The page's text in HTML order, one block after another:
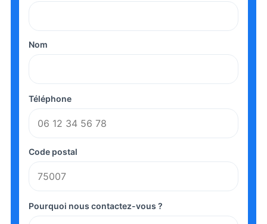
Nom
Téléphone
Code postal
Pourquoi nous contactez-vous ?